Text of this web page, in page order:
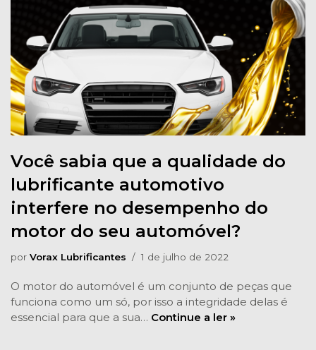
Você sabia que a qualidade do
lubrificante automotivo
interfere no desempenho do
motor do seu automóvel?
por Vorax Lubrificantes 1 de julho de 2022
O motor do automóvel é um conjunto de peças que
funciona como um só, por isso a integridade delas é
essencial para que a sua… Continue a ler »